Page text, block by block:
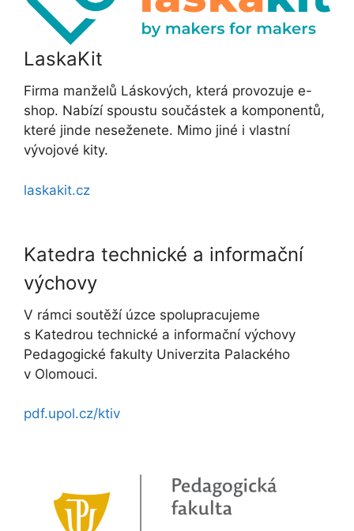
LaskaKit
Firma manželů Láskových, která provozuje e-
shop. Nabízí spoustu součástek a komponentů,
které jinde neseženete. Mimo jiné i vlastní
vývojové kity.
laskakit.cz
Katedra technické a informační
výchovy
V rámci soutěží úzce spolupracujeme
s Katedrou technické a informační výchovy
Pedagogické fakulty Univerzita Palackého
v Olomouci.
pdf.upol.cz/ktiv